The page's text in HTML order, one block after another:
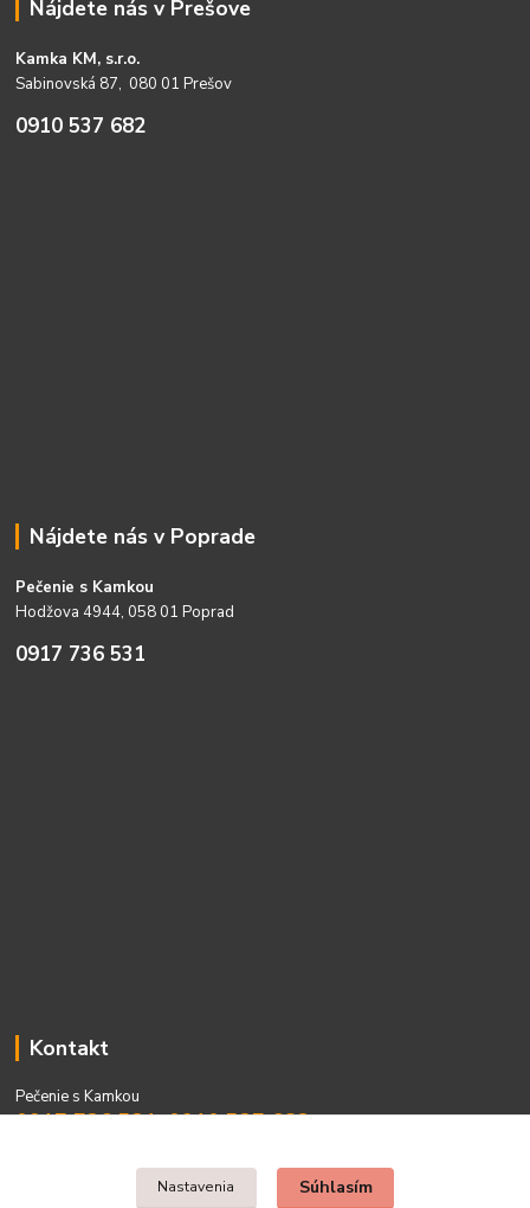
Nájdete nás v Prešove
Kamka KM, s.r.o.
Sabinovská 87, 080 01 Prešov
0910 537 682
Nájdete nás v Poprade
Pečenie s Kamkou
Hodžova 4944, 058 01 Poprad
0917 736 531
Kontakt
Pečenie s Kamkou
0917 736 531, 0910 537 682
Nastavenia Súhlasím